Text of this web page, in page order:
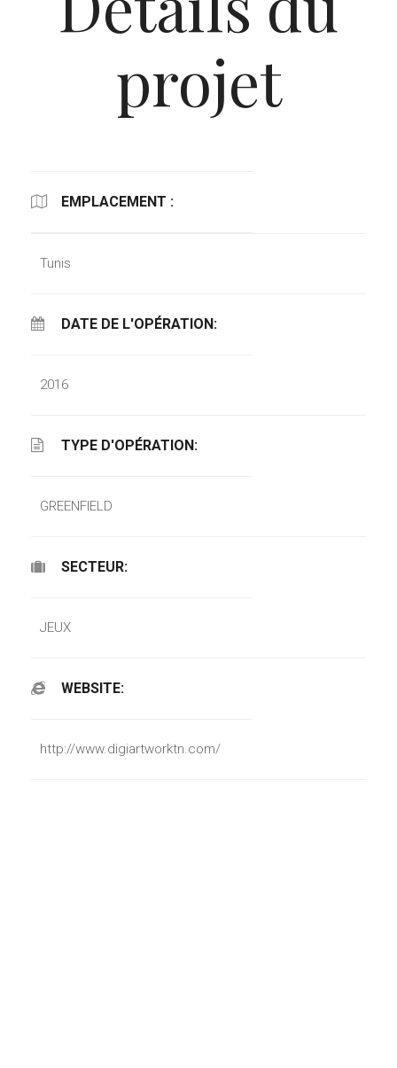
projet
EMPLACEMENT :
Tunis
DATE DE L'OPÉRATION:
2016
TYPE D'OPÉRATION:
GREENFIELD
SECTEUR:
JEUX
WEBSITE:
http://www.digiartworktn.com/